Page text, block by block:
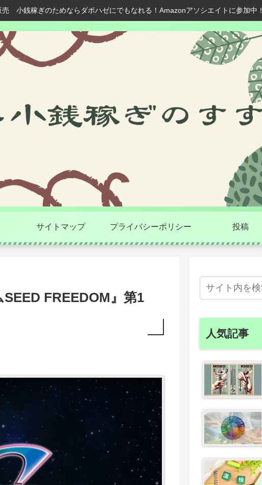
小銭稼ぎのためならダボハゼにでもなれる！Amazonアソシエイトに参加中！
サイトマップ プライバシーポリシー 投稿
FREEDOM』第1
人気記事